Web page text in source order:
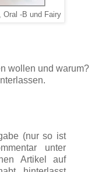
Oral -B und Fairy
wollen und warum?
(nur so ist
unter
Artikel auf